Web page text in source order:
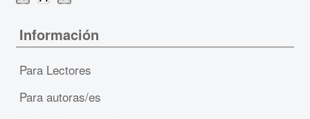
Información
Para Lectores
Para autoras/es